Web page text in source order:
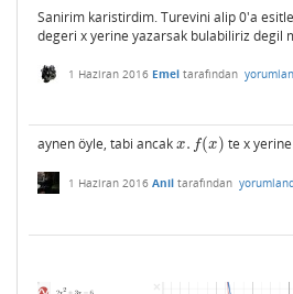
Sanirim karistirdim. Turevini alip 0'a
degeri x yerine yazarsak bulabiliriz degil
1 Haziran 2016 Emel tarafından
aynen öyle, tabi ancak x. f(x)
x.f x) te x
1 Haziran 2016 Anil tarafından